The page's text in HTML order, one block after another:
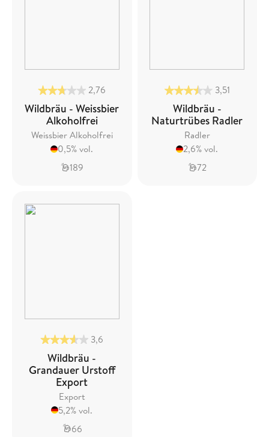
2,76
Wildbräu - Weissbier
Alkoholfrei
Weissbier Alkoholfrei
0,5% vol.
189
3,51
Wildbräu -
Naturtrübes Radler
Radler
2,6% vol.
72
3,6
Wildbräu -
Grandauer Urstoff
Export
Export
5,2% vol.
66